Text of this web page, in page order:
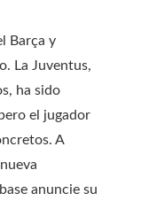
Barça y
La Juventus,
ha sido
el jugador
A
anuncie su